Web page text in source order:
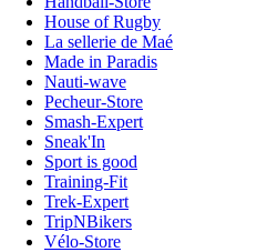
House of Rugby
La sellerie de Maé
Made in Paradis
Nauti-wave
Pecheur-Store
Smash-Expert
Sneak'In
Sport is good
Training-Fit
Trek-Expert
TripNBikers
Vélo-Store